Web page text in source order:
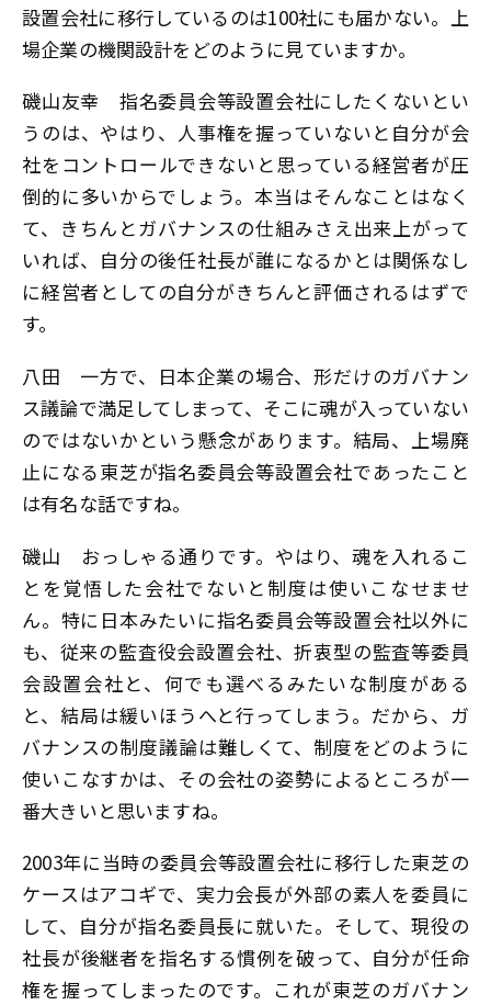
設置会社に移行しているのは100社にも届かない。上
場企業の機関設計をどのように見ていますか。
磯山友幸 指名委員会等設置会社にしたくないとい
うのは、やはり、人事権を握っていないと自分が会
社をコントロールできないと思っている経営者が圧
倒的に多いからでしょう。本当はそんなことはなく
て、きちんとガバナンスの仕組みさえ出来上がって
いれば、自分の後任社長が誰になるかとは関係なし
に経営者としての自分がきちんと評価されるはずで
す。
八田 一方で、日本企業の場合、形だけのガバナン
ス議論で満足してしまって、そこに魂が入っていない
のではないかという懸念があります。結局、上場廃
止になる東芝が指名委員会等設置会社であったこと
は有名な話ですね。
磯山 おっしゃる通りです。やはり、魂を入れるこ
とを覚悟した会社でないと制度は使いこなせませ
ん。特に日本みたいに指名委員会等設置会社以外に
も、従来の監査役会設置会社、折衷型の監査等委員
会設置会社と、何でも選べるみたいな制度がある
と、結局は緩いほうへと行ってしまう。だから、ガ
バナンスの制度議論は難しくて、制度をどのように
使いこなすかは、その会社の姿勢によるところが一
番大きいと思いますね。
2003年に当時の委員会等設置会社に移行した東芝の
ケースはアコギで、実力会長が外部の素人を委員に
して、自分が指名委員長に就いた。そして、現役の
社長が後継者を指名する慣例を破って、自分が任命
権を握ってしまったのです。これが東芝のガバナン